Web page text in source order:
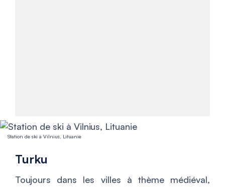
Station de ski à Vilnius, Lituanie
Turku
Toujours dans les villes à thème médiéval,